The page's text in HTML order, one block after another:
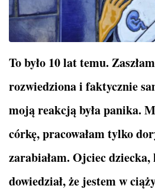
To było 10 lat temu.
rozwiedziona i faktycznie
moją reakcją była panika.
córkę, pracowałam tylko
zarabiałam. Ojciec dziecka,
dowiedział, że jestem w